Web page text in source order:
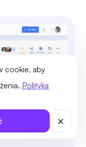
cookie, aby
Polityka